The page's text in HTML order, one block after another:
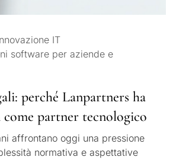
IT
software per aziende e
perché Lanpartners ha
partner tecnologico
affrontano oggi una pressione
normativa e aspettative